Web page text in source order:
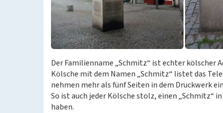
Der Familienname „Schmitz“ ist echter kölscher
Kölsche mit dem Namen „Schmitz“ listet das
nehmen mehr als fünf Seiten in dem Druckwerk
So ist auch jeder Kölsche stolz, einen „Schmitz“
haben.